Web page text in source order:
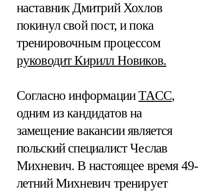
наставник Дмитрий Хохлов
покинул свой пост, и пока
тренировочным процессом
руководит Кирилл Новиков.
Согласно информацииТАСС,
одним из кандидатов на
замещение вакансии является
польский специалист Чеслав
Михневич. В настоящее время 49-
летний Михневич тренирует